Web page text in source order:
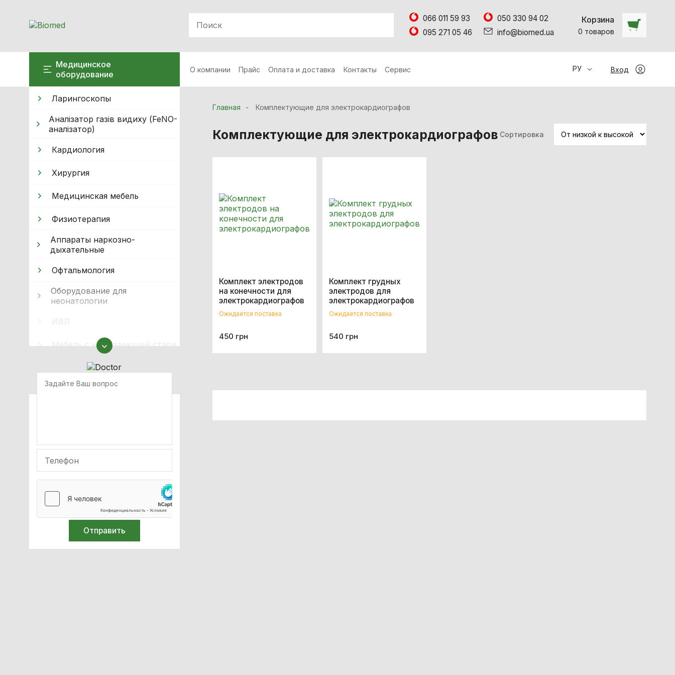
066 011 59 93
050 330 94 02
095 271 05 46
info@biomed.ua
Корзина
0 товаров
Медицинское
оборудование
О компании Прайс Оплата и доставка Контакты Сервис РУ Вход
Ларингоскопы
Аналізатор газів видиху (FeNO-
аналізатор)
Кардиология
Хирургия
Медицинская мебель
Физиотерапия
Аппараты наркозно-
дыхательные
Офтальмология
Оборудование для
неонатологии
Мебель с нержавеющей стали
Оборудование для
иммобилизации
Лабораторное оборудование
Спирометры / Пикфлуометры
Билирубинометры
Иглосжигатели
Главная Комплектующие для электрокардиографов
Комплектующие для электрокардиографов Сортировка
Комплект электродов
на конечности для
электрокардиографов
Ожидается поставка
450 грн
Комплект грудных
электродов для
электрокардиографов
Ожидается поставка
540 грн